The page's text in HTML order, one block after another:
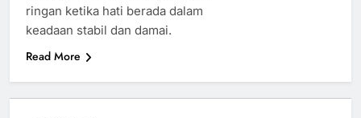
ringan ketika hati berada dalam
keadaan stabil dan damai.
Read More